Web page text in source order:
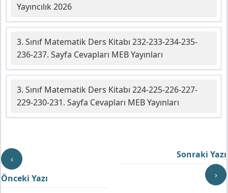
Yayıncılık 2026
3. Sınıf Matematik Ders Kitabı 232-233-234-235-
236-237. Sayfa Cevapları MEB Yayınları
3. Sınıf Matematik Ders Kitabı 224-225-226-227-
229-230-231. Sayfa Cevapları MEB Yayınları
‹
Önceki Yazı
Sonraki Yazı
›